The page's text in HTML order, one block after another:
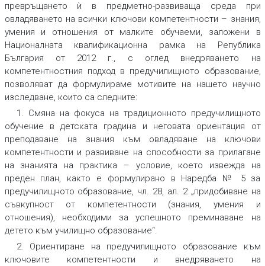
превръщането ѝ в предметно-развиваща среда при
овладяването на всички ключови компетентности – знания,
умения и отношения от малките обучаеми, заложени в
Националната квалификационна рамка на Република
България от 2012 г., с оглед внедряването на
компетентностния подход в предучилищното образование,
позволяват да формулираме мотивите на нашето научно
изследване, които са следните:
1. Смяна на фокуса на традиционното предучилищното
обучение в детската градина и неговата ориентация от
преподаване на знания към овладяване на ключови
компетентности и развиване на способности за прилагане
на знанията на практика – условие, което извежда на
преден план, както е формулирано в Наредба № 5 за
предучилищното образование, чл. 28, ал. 2 „придобиване на
съвкупност от компетентности (знания, умения и
отношения), необходими за успешното преминаване на
детето към училищно образование“.
2. Ориентиране на предучилищното образование към
ключовите компетентности и внедряването на